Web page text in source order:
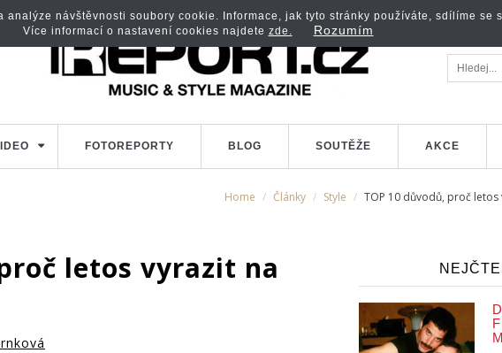
FOTOREPORTY BLOG SOUTĚŽE AKCE
Home Články Style TOP 10 důvodů, proč letos
letos vyrazit na
návštěvnosti soubory cookie. Informace, jak tyto stránky používáte, sdílíme
Více informací o nastavení cookies najdete zde. Rozumím